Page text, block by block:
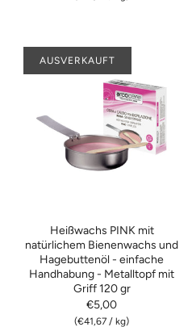
Heißwachs PINK mit
natürlichem Bienenwachs und
Hagebuttenöl - einfache
Handhabung - Metalltopf mit
Griff 120 gr
€5,00
(€41,67 / kg)
AUSVERKAUFT